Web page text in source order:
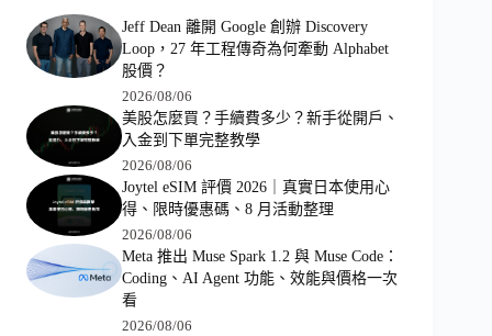
Jeff Dean 離開 Google 創辦 Discovery
Loop，27 年工程傳奇為何牽動 Alphabet
股價？
2026/08/06
美股怎麼買？手續費多少？新手從開戶、
入金到下單完整教學
2026/08/06
Joytel eSIM 評價 2026｜真實日本使用心
得、限時優惠碼、8 月活動整理
2026/08/06
Meta 推出 Muse Spark 1.2 與 Muse Code：
Coding、AI Agent 功能、效能與價格一次
看
2026/08/06